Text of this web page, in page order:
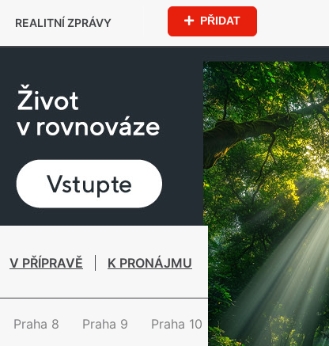
REALITNÍ ZPRÁVY PŘIDAT
V PŘÍPRAVĚ K PRONÁJMU
Praha 8 Praha 9 Praha 10